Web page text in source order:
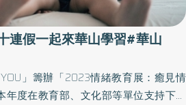
連假一起來華山學習#華山
」籌辦「2023情緒教育展：癒見情
度在教育部、文化部等單位支持下，